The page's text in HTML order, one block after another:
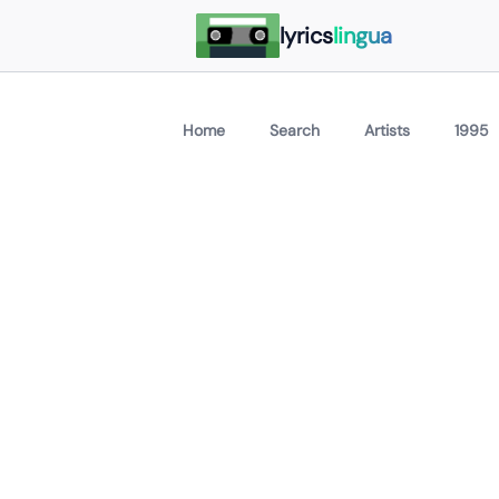
lyricslingua
Home Search Artists 1995